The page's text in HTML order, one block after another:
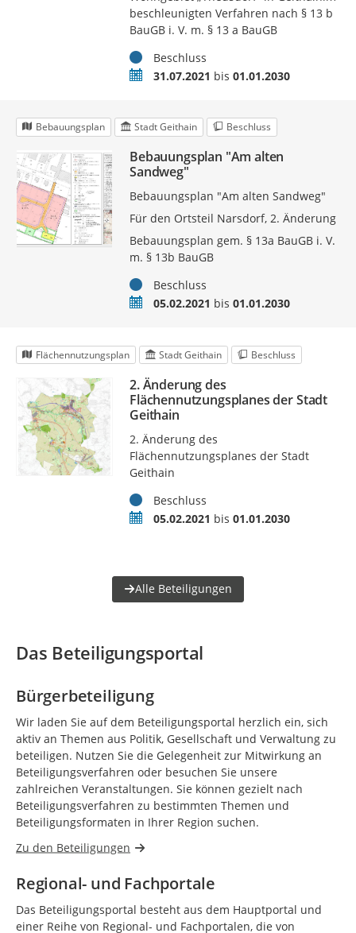
beschleunigten Verfahren nach § 13 b
BauGB i. V. m. § 13 a BauGB
StatusBeschluss
Zeitraum31.07.2021 bis 01.01.2030
Bebauungsplan Stadt Geithain Beschluss
Bebauungsplan "Am alten
Sandweg"
Bebauungsplan "Am alten Sandweg"
Für den Ortsteil Narsdorf, 2. Änderung
Bebauungsplan gem. § 13a BauGB i. V.
m. § 13b BauGB
StatusBeschluss
Zeitraum05.02.2021 bis 01.01.2030
Flächennutzungsplan Stadt Geithain Beschluss
2. Änderung des
Flächennutzungsplanes der Stadt
Geithain
2. Änderung des
Flächennutzungsplanes der Stadt
Geithain
StatusBeschluss
Zeitraum05.02.2021 bis 01.01.2030
Alle Beteiligungen
Das Beteiligungsportal
Bürgerbeteiligung
Wir laden Sie auf dem Beteiligungsportal herzlich ein, sich
aktiv an Themen aus Politik, Gesellschaft und Verwaltung zu
beteiligen. Nutzen Sie die Gelegenheit zur Mitwirkung an
Beteiligungsverfahren oder besuchen Sie unsere
zahlreichen Veranstaltungen. Sie können gezielt nach
Beteiligungsverfahren zu bestimmten Themen und
Beteiligungsformaten in Ihrer Region suchen.
Zu den Beteiligungen
Regional- und Fachportale
Das Beteiligungsportal besteht aus dem Hauptportal und
einer Reihe von Regional- und Fachportalen, die von